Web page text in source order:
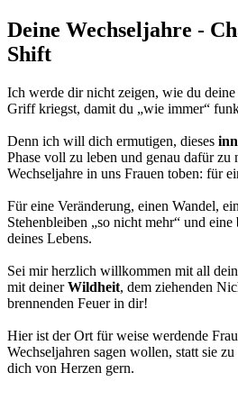
Deine Wechseljahre -
Shift
Ich werde dir nicht zeigen, wie du
Griff kriegst, damit du „wie immer“
Denn ich will dich ermutigen, dieses
Phase voll zu leben und genau dafür zu
Wechseljahre in uns Frauen toben: für
Für eine Veränderung, einen Wandel,
Stehenbleiben „so nicht mehr“ und eine
deines Lebens.
Sei mir herzlich willkommen mit all
mit deinerWildheit, dem ziehenden
brennenden Feuer in dir!
Hier ist der Ort für weise werdende
Wechseljahren sagen wollen, statt sie
dich von Herzen gern.